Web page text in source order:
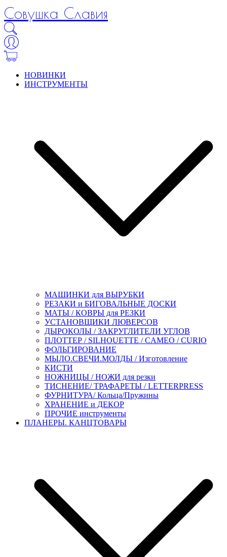
Совушка Славия
НОВИНКИ
ИНСТРУМЕНТЫ
МАШИНКИ для ВЫРУБКИ
РЕЗАКИ и БИГОВАЛЬНЫЕ ДОСКИ
МАТЫ / КОВРЫ для РЕЗКИ
УСТАНОВЩИКИ ЛЮВЕРСОВ
ДЫРОКОЛЫ / ЗАКРУГЛИТЕЛИ УГЛОВ
ПЛОТТЕР / SILHOUETTE / CAMEO / CURIO
ФОЛЬГИРОВАНИЕ
МЫЛО.СВЕЧИ.МОЛДЫ / Изготовление
КИСТИ
НОЖНИЦЫ / НОЖИ для резки
ТИСНЕНИЕ/ ТРАФАРЕТЫ / LETTERPRESS
ФУРНИТУРА/ Кольца/Пружины
ХРАНЕНИЕ и ДЕКОР
ПРОЧИЕ инструменты
ПЛАНЕРЫ. КАНЦТОВАРЫ